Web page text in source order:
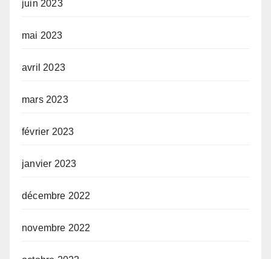
juin 2023
mai 2023
avril 2023
mars 2023
février 2023
janvier 2023
décembre 2022
novembre 2022